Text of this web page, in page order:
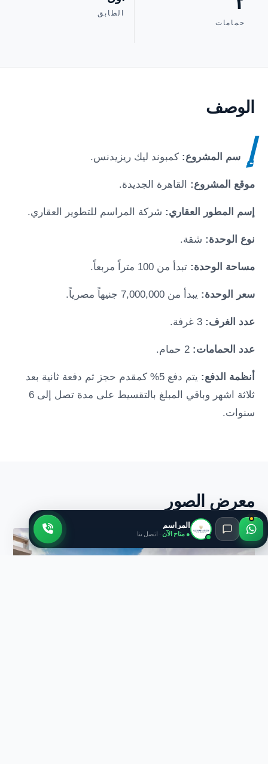
حمامات
الطابق
الوصف
إ سم المشروع:كمبوند ليك ريزيدنس.
موقع المشروع: القاهرة الجديدة.
إسم المطور العقاري: شركة المراسم للتطوير العقاري.
نوع الوحدة: شقة.
مساحة الوحدة:تبدأ من 100 متراً مربعاً.
سعر الوحدة: يبدأ من 7,000,000 جنيهاً مصرياً.
عدد الغرف: 3 غرفة.
عدد الحمامات: 2 حمام.
أنظمة الدفع:
يتم دفع 5% كمقدم حجز ثم دفعة ثانية بعد
ثلاثة اشهر وباقي المبلغ بالتقسيط على مدة تصل إلى 6
سنوات.
معرض الصور
المراسم
● متاح الآن · اتصل بنا